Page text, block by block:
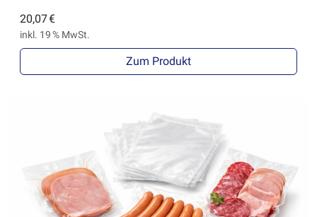
20,07 €
inkl. 19 % MwSt.
Zum Produkt